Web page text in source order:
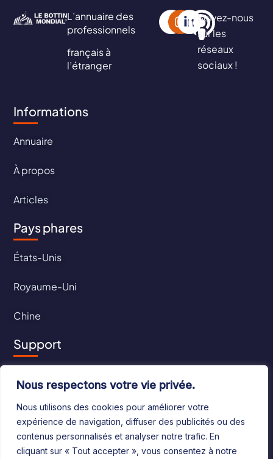
Nous respectons votre vie privée.
Nous utilisons des cookies pour améliorer votre
expérience de navigation, diffuser des publicités ou des
contenus personnalisés et analyser notre trafic. En
cliquant sur « Tout accepter », vous consentez à notre
L’annuaire des
professionnels
français à
l’étranger
Suivez-nous
sur les
réseaux
sociaux !
Informations
Annuaire
À propos
Articles
Pays phares
États-Unis
Royaume-Uni
Chine
Support
CGU
CGV